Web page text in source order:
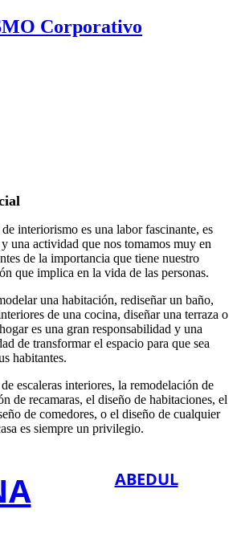
Corporativo
interiorismo es una labor fascinante, es
una actividad que nos tomamos muy en
de la importancia que tiene nuestro
que implica en la vida de las personas.
una habitación, rediseñar un baño,
de una cocina, diseñar una terraza o
es una gran responsabilidad y una
de transformar el espacio para que sea
habitantes.
escaleras interiores, la remodelación de
de recamaras, el diseño de habitaciones, el
de comedores, o el diseño de cualquier
es siempre un privilegio.
ABEDUL